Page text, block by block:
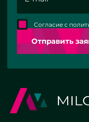
Отправить
Согласие с